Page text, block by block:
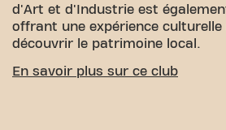
d'Art et d'Industrie est
offrant une expérience
découvrir le patrimoine local.
ACCESSIBILITÉ FACILE
En savoir plus sur ce club